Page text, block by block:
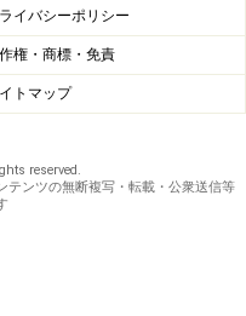
イバシーポリシー
権・商標・免責
トマップ
reserved.
テンツの無断複写・転載・公衆送信等